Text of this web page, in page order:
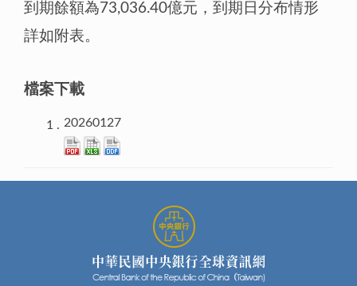
到期餘額為73,036.40億元，到期日分布情形
詳如附表。
檔案下載
20260127